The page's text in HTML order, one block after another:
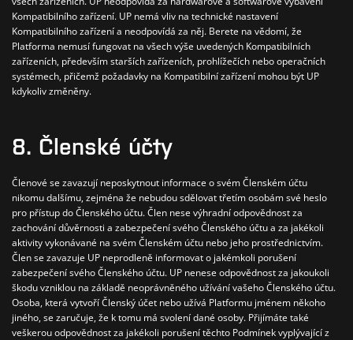
Kompatibilního zařízení. UP nemá vliv na technické nastavení
Kompatibilního zařízení a neodpovídá za něj. Berete na vědomí, že
Platforma nemusí fungovat na všech výše uvedených Kompatibilních
zařízeních, především starších zařízeních, prohlížečích nebo operačních
systémech, přičemž požadavky na Kompatibilní zařízení mohou být UP
kdykoliv změněny.
8. Členské účty
Členové se zavazují neposkytnout informace o svém Členském účtu
nikomu dalšímu, zejména že nebudou sdělovat třetím osobám své heslo
pro přístup do Členského účtu.Člen nese výhradní odpovědnost za
zachování důvěrnosti a zabezpečení svého Členského účtu a za jakékoli
aktivity vykonávané na svém Členském účtu nebo jeho prostřednictvím.
Člen se zavazuje UP neprodleně informovat o jakémkoli porušení
zabezpečení svého Členského účtu. UP nenese odpovědnost za jakoukoli
škodu vzniklou na základě neoprávněného užívání vašeho Členského účtu.
Osoba, která vytvoří Členský účet nebo užívá Platformu jménem někoho
jiného, se zaručuje, že k tomu má svolení dané osoby. Přijímáte také
veškerou odpovědnost za jakékoli porušení těchto Podmínek vyplývající z